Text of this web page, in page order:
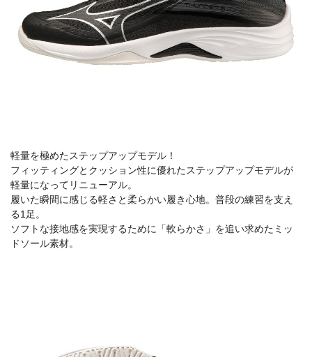
軽量を極めたステップアップモデル！
フィッティングとクッション性に優れたステップアップモデルが
軽量になってリニューアル。
履いた瞬間に感じる軽さと柔らかい履き心地。普段の練習を支え
る1足。
ソフトな接地感を実現するために「軟らかさ」を追い求めたミッ
ドソール素材。